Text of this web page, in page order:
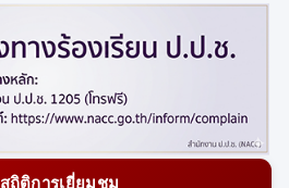
สถิติการเยี่ยมชม